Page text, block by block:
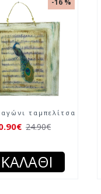
Γούρι Παγώνι